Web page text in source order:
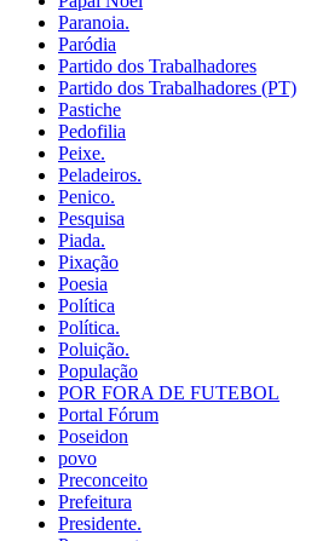
Paranoia.
Paródia
Partido dos Trabalhadores
Partido dos Trabalhadores (PT)
Pastiche
Pedofilia
Peixe.
Peladeiros.
Penico.
Pesquisa
Piada.
Pixação
Poesia
Política
Política.
Poluição.
População
POR FORA DE FUTEBOL
Portal Fórum
Poseidon
povo
Preconceito
Prefeitura
Presidente.